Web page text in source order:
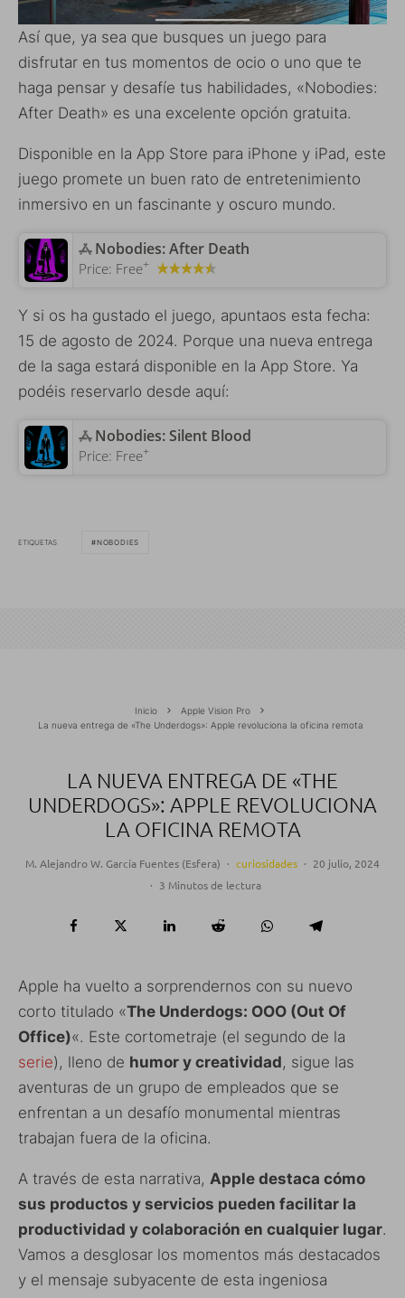
Así que, ya sea que busques un juego para
disfrutar en tus momentos de ocio o uno que te
haga pensar y desafíe tus habilidades, «Nobodies:
After Death» es una excelente opción gratuita.
Disponible en la App Store para iPhone y iPad, este
juego promete un buen rato de entretenimiento
inmersivo en un fascinante y oscuro mundo.
‎Nobodies: After Death
Price: Free+
Y si os ha gustado el juego, apuntaos esta fecha:
15 de agosto de 2024. Porque una nueva entrega
de la saga estará disponible en la App Store. Ya
podéis reservarlo desde aquí:
‎Nobodies: Silent Blood
Price: Free+
ETIQUETAS NOBODIES
Inicio
Apple Vision Pro
La nueva entrega de «The Underdogs»: Apple revoluciona la oficina remota
LA NUEVA ENTREGA DE «THE
UNDERDOGS»: APPLE REVOLUCIONA
LA OFICINA REMOTA
M. Alejandro W. García Fuentes (Esfera) · curiosidades · 20 julio, 2024
· 3 Minutos de lectura
Apple ha vuelto a sorprendernos con su nuevo
corto titulado «The Underdogs: OOO (Out Of
Office)«. Este cortometraje (el segundo de la
serie), lleno de humor y creatividad, sigue las
aventuras de un grupo de empleados que se
enfrentan a un desafío monumental mientras
trabajan fuera de la oficina.
A través de esta narrativa, Apple destaca cómo
sus productos y servicios pueden facilitar la
productividad y colaboración en cualquier lugar.
Vamos a desglosar los momentos más destacados
y el mensaje subyacente de esta ingeniosa